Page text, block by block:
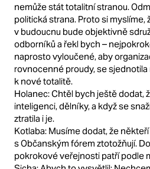
nemůže stát totalitní stranou.
politická strana. Proto si myslíme,
v budoucnu bude objektivně
odborníků a řekl bych –
naprosto vyloučené, aby
rovnocenné proudy, se sjednotila
k nové totalitě.
Holanec: Chtěl bych ještě dodat,
inteligenci, dělníky, a když se
ztratila i je.
Kotlaba: Musíme dodat, že
s Občanským fórem ztotožňují.
pokrokové veřejnosti patří podle